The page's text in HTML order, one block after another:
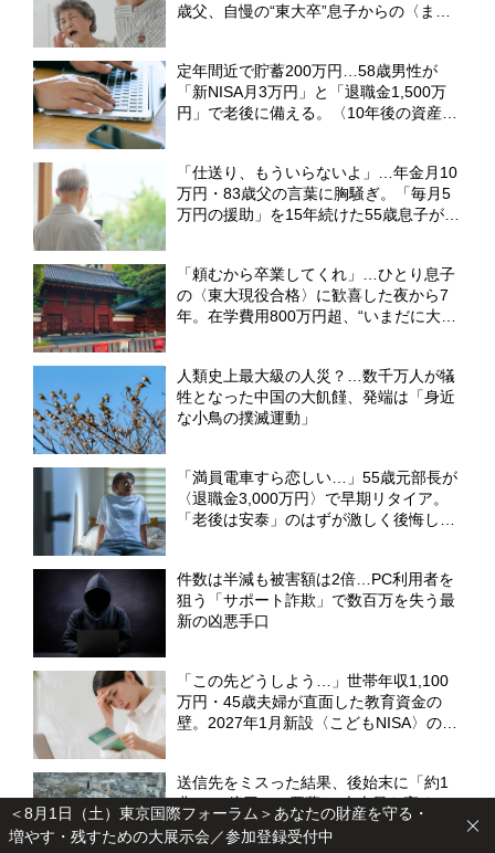
＜8月1日（土）東京国際フォーラム＞あなたの財産を守る・
増やす・残すための大展示会／参加登録受付中
歳父、自慢の“東大卒”息子からの〈まさ
定年間近で貯蓄200万円…58歳男性が
「新NISA月3万円」と「退職金1,500万
円」で老後に備える。〈10年後の資産
「仕送り、もういらないよ」…年金月10
万円・83歳父の言葉に胸騒ぎ。「毎月5
万円の援助」を15年続けた55歳息子が、
「頼むから卒業してくれ」…ひとり息子
の〈東大現役合格〉に歓喜した夜から7
年。在学費用800万円超、“いまだに大学
人類史上最大級の人災？…数千万人が犠
牲となった中国の大飢饉、発端は「身近
な小鳥の撲滅運動」
「満員電車すら恋しい…」55歳元部長が
〈退職金3,000万円〉で早期リタイア。
「老後は安泰」のはずが激しく後悔した
件数は半減も被害額は2倍…PC利用者を
狙う「サポート詐欺」で数百万を失う最
新の凶悪手口
「この先どうしよう…」世帯年収1,100
万円・45歳夫婦が直面した教育資金の
壁。2027年1月新設〈こどもNISA〉の活
送信先をミスった結果、後始末に「約1
兆2000億円」の悪夢…“史上最も高くつ
いたメール事故”の甚大な代償